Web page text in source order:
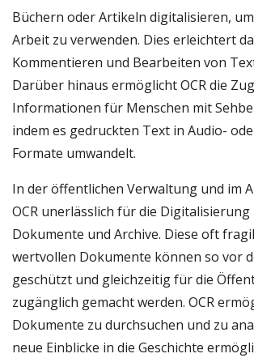
Büchern oder Artikeln digitalisieren,
Arbeit zu verwenden. Dies erleichtert
Kommentieren und Bearbeiten von
Darüber hinaus ermöglicht OCR die
Informationen für Menschen mit
indem es gedruckten Text in Audio-
Formate umwandelt.
In der öffentlichen Verwaltung und im
OCR unerlässlich für die
Dokumente und Archive. Diese oft
wertvollen Dokumente können so vor
geschützt und gleichzeitig für die
zugänglich gemacht werden. OCR
Dokumente zu durchsuchen und zu
neue Einblicke in die Geschichte